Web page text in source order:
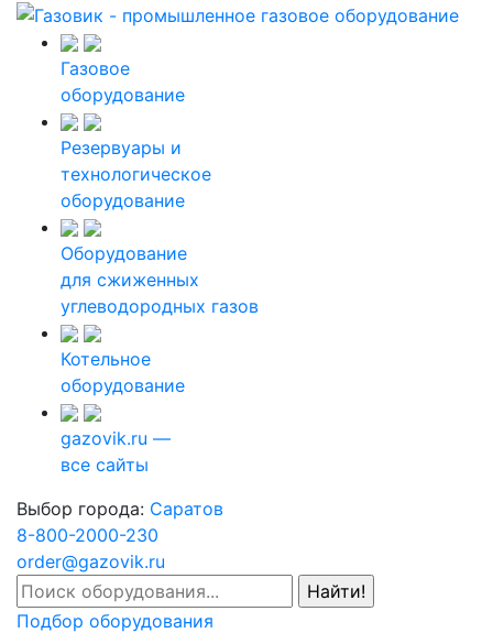
Газовое
оборудование
Резервуары и
технологическое
оборудование
Оборудование
для сжиженных
углеводородных газов
Котельное
оборудование
gazovik.ru —
все сайты
Выбор города: Саратов
8-800-2000-230
order@gazovik.ru
Подбор оборудования